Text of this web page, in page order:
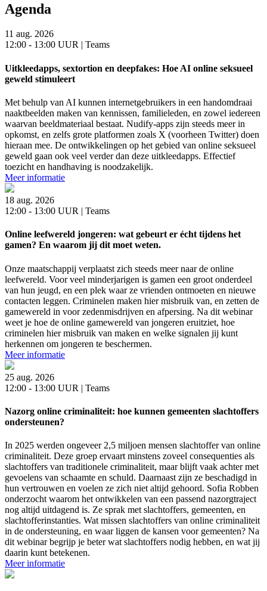
Agenda
11 aug. 2026
12:00 - 13:00 UUR | Teams
Uitkleedapps, sextortion en deepfakes: Hoe AI online seksueel
geweld stimuleert
Met behulp van AI kunnen internetgebruikers in een handomdraai
naaktbeelden maken van kennissen, familieleden, en zowel iedereen
waarvan beeldmateriaal bestaat. Nudify-apps zijn steeds meer in
opkomst, en zelfs grote platformen zoals X (voorheen Twitter) doen
hieraan mee. De ontwikkelingen op het gebied van online seksueel
geweld gaan ook veel verder dan deze uitkleedapps. Effectief
toezicht en handhaving is noodzakelijk.
Meer informatie
18 aug. 2026
12:00 - 13:00 UUR | Teams
Online leefwereld jongeren: wat gebeurt er écht tijdens het
gamen? En waarom jij dit moet weten.
Onze maatschappij verplaatst zich steeds meer naar de online
leefwereld. Voor veel minderjarigen is gamen een groot onderdeel
van hun jeugd, en een plek waar ze vrienden ontmoeten en nieuwe
contacten leggen. Criminelen maken hier misbruik van, en zetten de
gamewereld in voor zedenmisdrijven en afpersing. Na dit webinar
weet je hoe de online gamewereld van jongeren eruitziet, hoe
criminelen hier misbruik van maken en welke signalen jij kunt
herkennen om jongeren te beschermen.
Meer informatie
25 aug. 2026
12:00 - 13:00 UUR | Teams
Nazorg online criminaliteit: hoe kunnen gemeenten slachtoffers
ondersteunen?
In 2025 werden ongeveer 2,5 miljoen mensen slachtoffer van online
criminaliteit. Deze groep ervaart minstens zoveel consequenties als
slachtoffers van traditionele criminaliteit, maar blijft vaak achter met
gevoelens van schaamte en schuld. Daarnaast zijn ze beschadigd in
hun vertrouwen en voelen ze zich niet altijd gehoord. Sofia Robben
onderzocht waarom het ontwikkelen van een passend nazorgtraject
nog altijd uitdagend is. Ze sprak met slachtoffers, gemeenten, en
slachtofferinstanties. Wat missen slachtoffers van online criminaliteit
in de ondersteuning, en waar liggen de kansen voor gemeenten? Na
dit webinar begrijp je beter wat slachtoffers nodig hebben, en wat jij
daarin kunt betekenen.
Meer informatie